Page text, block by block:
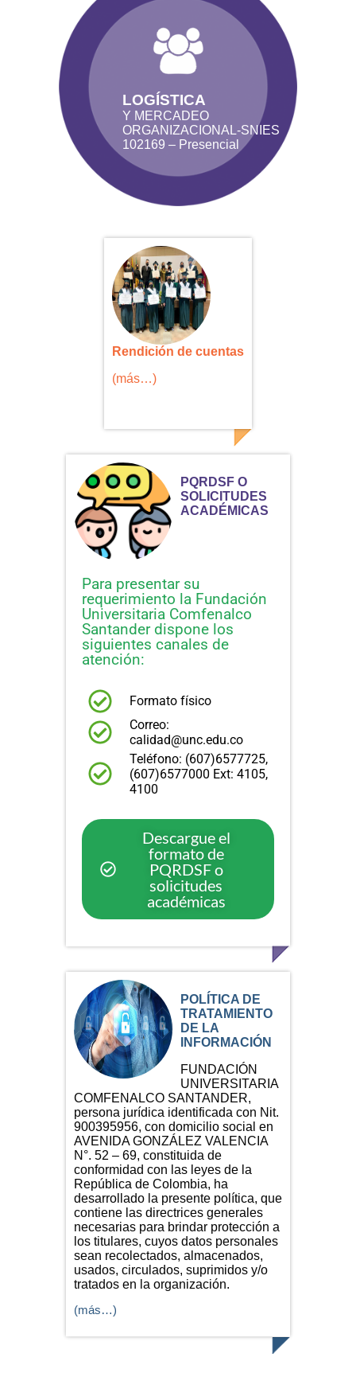
LOGÍSTICA
Y MERCADEO
ORGANIZACIONAL-SNIES
102169 – Presencial
Rendición de cuentas
(más…)
PQRDSF O
SOLICITUDES
ACADÉMICAS
Para presentar su
requerimiento la Fundación
Universitaria Comfenalco
Santander dispone los
siguientes canales de
atención:
Formato físico
Correo:
calidad@unc.edu.co
Teléfono: (607)6577725,
(607)6577000 Ext: 4105,
4100
Descargue el
formato de
PQRDSF o
solicitudes
académicas
POLÍTICA DE
TRATAMIENTO
DE LA
INFORMACIÓN
FUNDACIÓN
UNIVERSITARIA
COMFENALCO SANTANDER,
persona jurídica identificada con Nit.
900395956, con domicilio social en
AVENIDA GONZÁLEZ VALENCIA
N°. 52 – 69, constituida de
conformidad con las leyes de la
República de Colombia, ha
desarrollado la presente política, que
contiene las directrices generales
necesarias para brindar protección a
los titulares, cuyos datos personales
sean recolectados, almacenados,
usados, circulados, suprimidos y/o
tratados en la organización.
(más…)